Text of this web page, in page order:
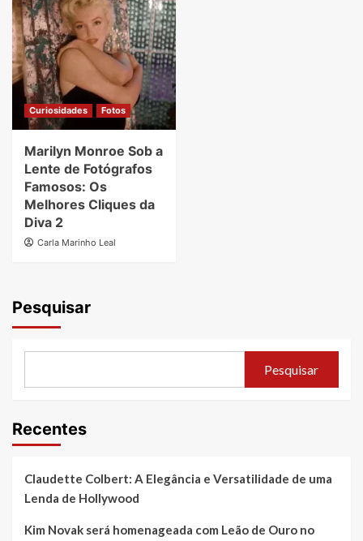
Curiosidades Fotos
Marilyn Monroe Sob a
Lente de Fotógrafos
Famosos: Os
Melhores Cliques da
Diva 2
Carla Marinho Leal
Pesquisar
Pesquisar
Recentes
Claudette Colbert: A Elegância e Versatilidade de uma
Lenda de Hollywood
Kim Novak será homenageada com Leão de Ouro no